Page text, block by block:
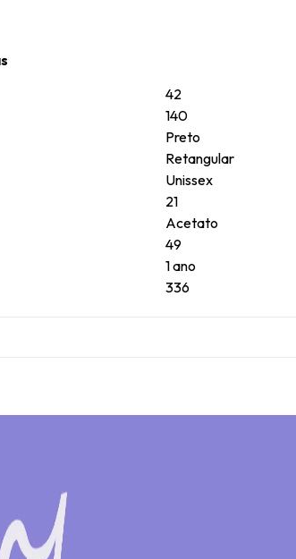
42
140
Preto
Retangular
Unissex
21
Acetato
49
1 ano
336